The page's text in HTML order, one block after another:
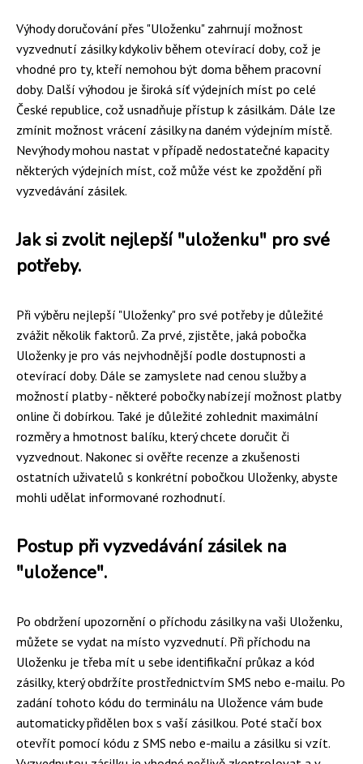
Výhody doručování přes "Uloženku" zahrnují možnost
vyzvednutí zásilky kdykoliv během otevírací doby, což je
vhodné pro ty, kteří nemohou být doma během pracovní
doby. Další výhodou je široká síť výdejních míst po celé
České republice, což usnadňuje přístup k zásilkám. Dále lze
zmínit možnost vrácení zásilky na daném výdejním místě.
Nevýhody mohou nastat v případě nedostatečné kapacity
některých výdejních míst, což může vést ke zpoždění při
vyzvedávání zásilek.
Jak si zvolit nejlepší "uloženku" pro své
potřeby.
Při výběru nejlepší "Uloženky" pro své potřeby je důležité
zvážit několik faktorů. Za prvé, zjistěte, jaká pobočka
Uloženky je pro vás nejvhodnější podle dostupnosti a
otevírací doby. Dále se zamyslete nad cenou služby a
možností platby - některé pobočky nabízejí možnost platby
online či dobírkou. Také je důležité zohlednit maximální
rozměry a hmotnost balíku, který chcete doručit či
vyzvednout. Nakonec si ověřte recenze a zkušenosti
ostatních uživatelů s konkrétní pobočkou Uloženky, abyste
mohli udělat informované rozhodnutí.
Postup při vyzvedávání zásilek na
"uložence".
Po obdržení upozornění o příchodu zásilky na vaši Uloženku,
můžete se vydat na místo vyzvednutí. Při příchodu na
Uloženku je třeba mít u sebe identifikační průkaz a kód
zásilky, který obdržíte prostřednictvím SMS nebo e-mailu. Po
zadání tohoto kódu do terminálu na Uložence vám bude
automaticky přidělen box s vaší zásilkou. Poté stačí box
otevřít pomocí kódu z SMS nebo e-mailu a zásilku si vzít.